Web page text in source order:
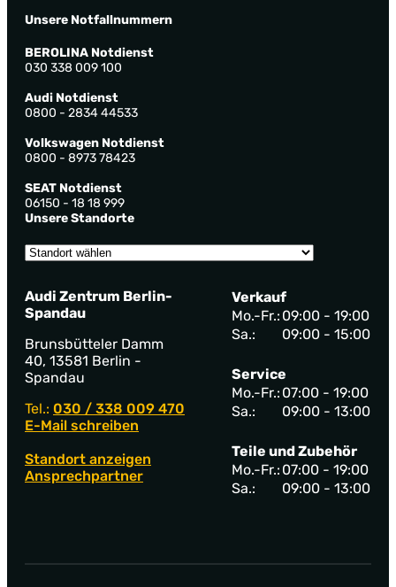
Unsere Notfallnummern
BEROLINA Notdienst
030 338 009 100
Audi Notdienst
0800 - 2834 44533
Volkswagen Notdienst
0800 - 8973 78423
SEAT Notdienst
06150 - 18 18 999
Unsere Standorte
Audi Zentrum Berlin-
Spandau
Brunsbütteler Damm
40, 13581 Berlin -
Spandau
Tel.: 030 / 338 009 470
E-Mail schreiben
Standort anzeigen
Ansprechpartner
Verkauf
Mo.-Fr.: 09:00 - 19:00
Sa.:
09:00 - 15:00
Service
Mo.-Fr.: 07:00 - 19:00
Sa.:
09:00 - 13:00
Teile und Zubehör
Mo.-Fr.: 07:00 - 19:00
Sa.:
09:00 - 13:00